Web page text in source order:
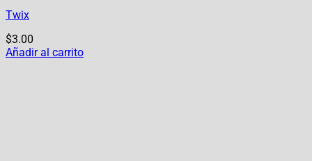
Twix
$3.00
Añadir al carrito